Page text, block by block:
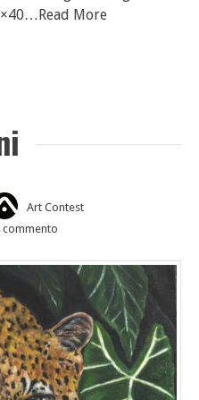
…Read More
Art Contest
commento